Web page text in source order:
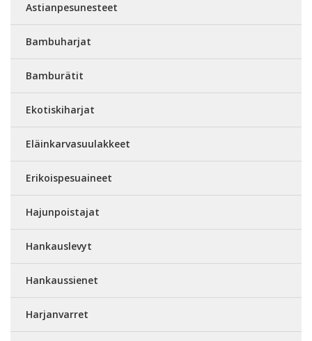
Astianpesunesteet
Bambuharjat
Bamburätit
Ekotiskiharjat
Eläinkarvasuulakkeet
Erikoispesuaineet
Hajunpoistajat
Hankauslevyt
Hankaussienet
Harjanvarret